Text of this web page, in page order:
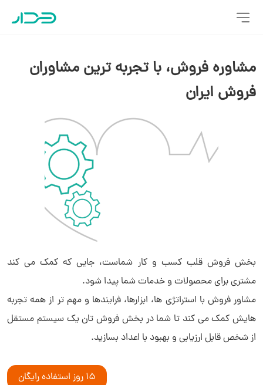
مشاوره فروش، با تجربه ترین مشاوران
فروش ایران
بخش فروش قلب کسب و کار شماست، جایی که کمک می کند
مشتری برای محصولات و خدمات شما پیدا شود.
مشاور فروش با استراتژی ها، ابزارها، فرایندها و مهم تر از همه تجربه
هایش کمک می کند تا شما در بخش فروش تان یک سیستم مستقل
از شخص قابل ارزیابی و بهبود با اعداد بسازید.
15 روز استفاده رایگان